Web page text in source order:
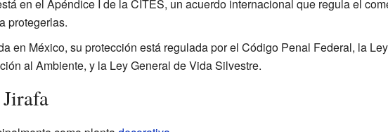
en el Apéndice I de la CITES, un acuerdo internacional que regula el
protegerlas.
en México, su protección está regulada por el Código Penal Federal, la
al Ambiente, y la Ley General de Vida Silvestre.